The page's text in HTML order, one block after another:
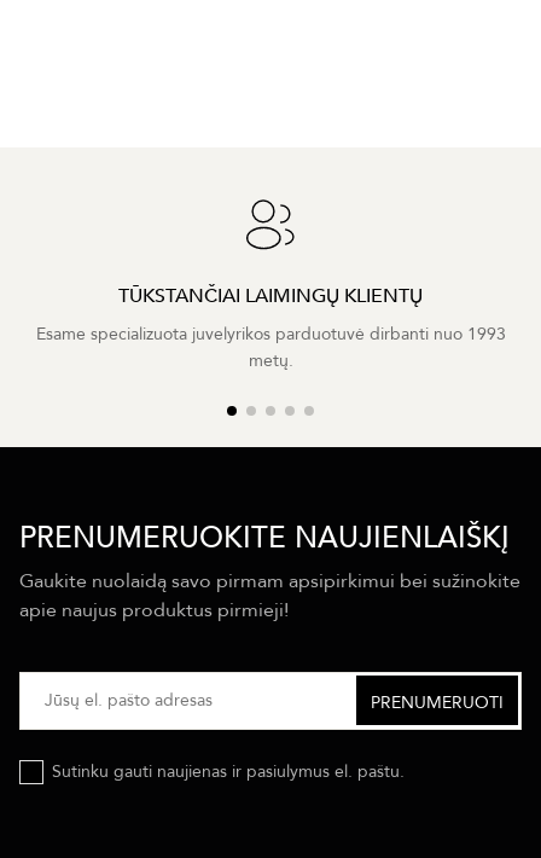
TŪKSTANČIAI LAIMINGŲ KLIENTŲ
Esame specializuota juvelyrikos parduotuvė dirbanti nuo 1993
metų.
PRENUMERUOKITE NAUJIENLAIŠKĮ
Gaukite nuolaidą savo pirmam apsipirkimui bei sužinokite
apie naujus produktus pirmieji!
Sutinku gauti naujienas ir pasiulymus el. paštu.